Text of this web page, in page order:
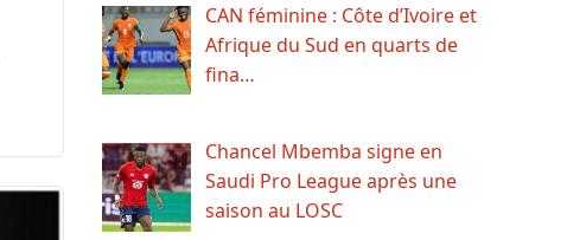
CAN féminine : Côte d’Ivoire et
Afrique du Sud en quarts de
fina…
Chancel Mbemba signe en
Saudi Pro League après une
saison au LOSC